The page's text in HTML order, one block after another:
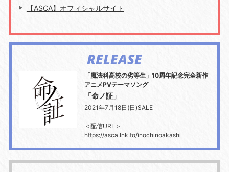
【ASCA】オフィシャルサイト
RELEASE
「魔法科高校の劣等生」10周年記念完全新作
アニメPVテーマソング
「命ノ証」
2021年7月18日(日)SALE
＜配信URL＞
https://asca.lnk.to/inochinoakashi